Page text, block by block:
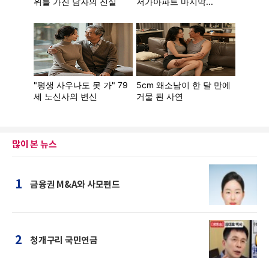
많이 본 뉴스
1 금융권 M&A와 사모펀드
2 청개구리 국민연금